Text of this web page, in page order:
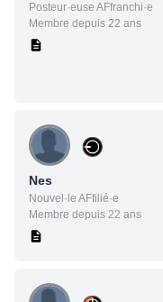
Posteur·euse AFfranchi·e
Membre depuis 22 ans
Nes
Nouvel·le AFfilié·e
Membre depuis 22 ans